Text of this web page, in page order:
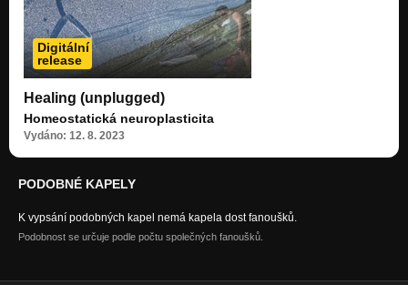
Digitální
release
Healing (unplugged)
Homeostatická neuroplasticita
Vydáno: 12. 8. 2023
PODOBNÉ KAPELY
K vypsání podobných kapel nemá kapela dost fanoušků.
Podobnost se určuje podle počtu společných fanoušků.